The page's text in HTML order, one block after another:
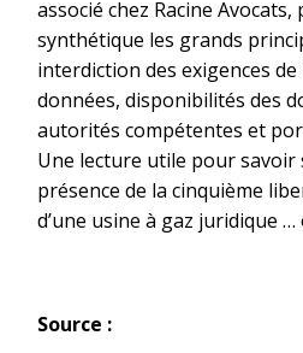
associé chez Racine
synthétique les grands
interdiction des exigences
données, disponibilités des
autorités compétentes et
Une lecture utile pour savoir
présence de la cinquième
d’une usine à gaz juridique
Source :